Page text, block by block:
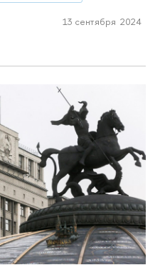
13 сентября 2024